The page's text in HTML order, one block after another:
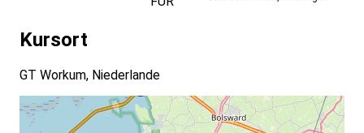
Kursort
GT Workum, Niederlande